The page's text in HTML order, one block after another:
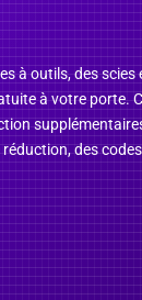
à outils, des
à votre porte.
des